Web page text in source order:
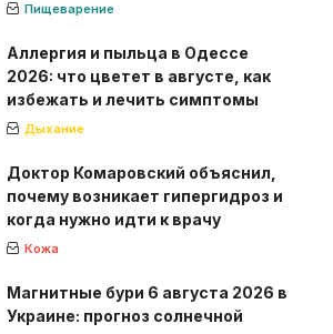
Пищеварение
Аллергия и пыльца в Одессе
2026: что цветет в августе, как
избежать и лечить симптомы
Дыхание
Доктор Комаровский объяснил,
почему возникает гипергидроз и
когда нужно идти к врачу
Кожа
Магнитные бури 6 августа 2026 в
Украине: прогноз солнечной